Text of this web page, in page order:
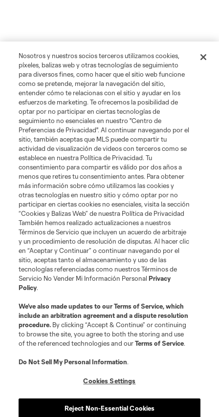
Sitios Web del Club
Nosotros y nuestros socios terceros utilizamos cookies,
píxeles, balizas web y otras tecnologías de seguimiento
para diversos fines, como hacer que el sitio web funcione
como se pretende, mejorar la navegación del sitio,
entender cómo te relacionas con el sitio y ayudar en los
esfuerzos de marketing. Te ofrecemos la posibilidad de
optar por no participar en ciertas tecnologías de
seguimiento no esenciales en nuestro "Centro de
Preferencias de Privacidad". Al continuar navegando por el
sitio, también aceptas que MLS puede compartir tu
actividad de visualización de videos con terceros como se
establece en nuestra Política de Privacidad. Tu
consentimiento para compartir es válido por dos años a
menos que retires tu consentimiento antes. Para obtener
más información sobre cómo utilizamos las cookies y
otras tecnologías en nuestro sitio y cómo optar por no
participar en ciertas cookies no esenciales, visita la sección
“Cookies y Balizas Web” de nuestra Política de Privacidad
También hemos realizado actualizaciones a nuestros
Términos de Servicio que incluyen un acuerdo de arbitraje
y un procedimiento de resolución de disputas. Al hacer clic
en “Aceptar y Continuar” o continuar navegando por el
sitio, aceptas tanto el almacenamiento y uso de las
tecnologías referenciadas como nuestros Términos de
Servicio No Vender Mi Información PersonalPrivacy
Policy.
We’ve also made updates to ourTerms of Service, which
include an arbitration agreement and a dispute resolution
procedure. By clicking “Accept & Continue” or continuing
to browse the site, you agree to both the storing and use
of the referenced technologies and ourTerms of Service.
Do Not Sell My Personal Information.
Cookies Settings
Reject Non-Essential Cookies